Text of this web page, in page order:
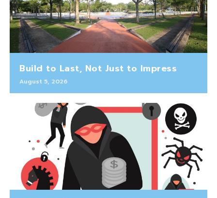
Build to Last, Not Just to Impress
August 5, 2026